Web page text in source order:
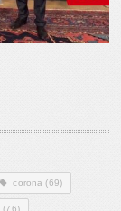
corona (69)
(76)